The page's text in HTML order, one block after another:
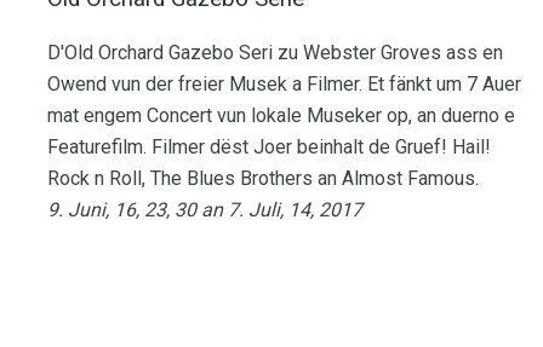
D'Old Orchard Gazebo Seri zu Webster Groves ass en
Owend vun der freier Musek a Filmer. Et fänkt um 7 Auer
mat engem Concert vun lokale Museker op, an duerno e
Featurefilm. Filmer dëst Joer beinhalt de Gruef! Hail!
Rock n Roll, The Blues Brothers an Almost Famous.
9. Juni, 16, 23, 30 an 7. Juli, 14, 2017